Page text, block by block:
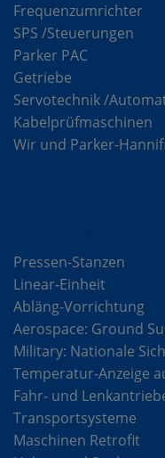
Frequenzumrichter
SPS /Steuerungen
Parker PAC
Getriebe
Servotechnik /
Kabelprüfmaschinen
Wir und Parker-
Pressen-Stanzen
Linear-Einheit
Abläng-Vorrichtung
Aerospace: Ground
Military: Nationale
Temperatur-Anzeige
Fahr- und
Transportsysteme
Maschinen Retrofit